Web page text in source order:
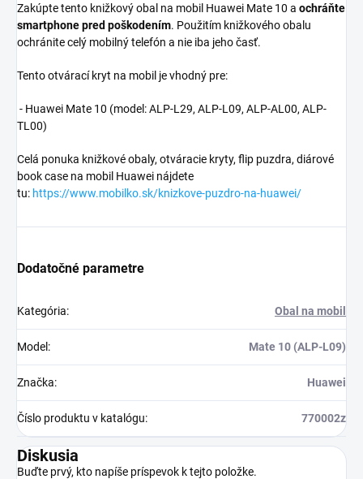
Zakúpte tento knižkový obal na mobil Huawei Mate 10 a ochráňte
smartphone pred poškodením. Použitím knižkového obalu
ochránite celý mobilný telefón a nie iba jeho časť.
Tento otvárací kryt na mobil je vhodný pre:
- Huawei Mate 10 (model: ALP-L29, ALP-L09, ALP-AL00, ALP-
TL00)
Celá ponuka knižkové obaly, otváracie kryty, flip puzdra, diárové
book case na mobil Huawei nájdete
tu: https://www.mobilko.sk/knizkove-puzdro-na-huawei/
Dodatočné parametre
Kategória: Obal na mobil
Model : Mate 10 (ALP-L09)
Značka: Huawei
Číslo produktu v katalógu: 770002z
Diskusia
Buďte prvý, kto napíše príspevok k tejto položke.